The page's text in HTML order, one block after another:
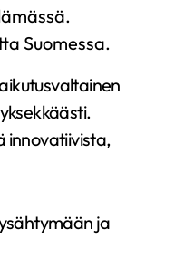
Suomessa.
innovatiivista,
ja